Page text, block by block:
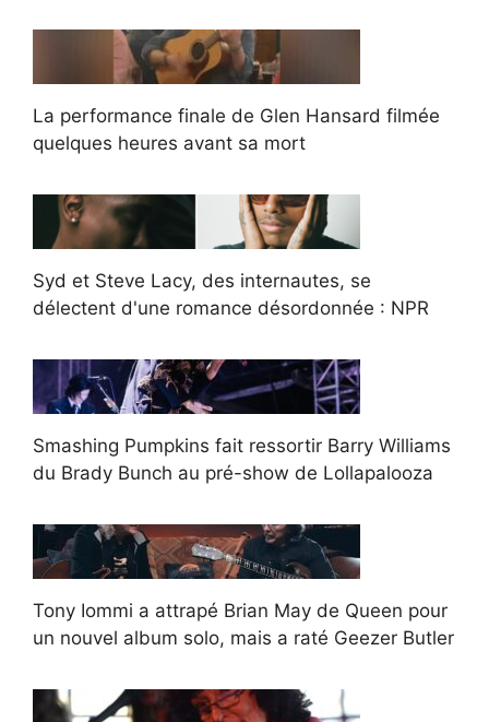
La performance finale de Glen Hansard filmée
quelques heures avant sa mort
Syd et Steve Lacy, des internautes, se
délectent d'une romance désordonnée : NPR
Smashing Pumpkins fait ressortir Barry Williams
du Brady Bunch au pré-show de Lollapalooza
Tony Iommi a attrapé Brian May de Queen pour
un nouvel album solo, mais a raté Geezer Butler